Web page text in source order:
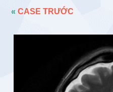
«CASE TRƯỚC